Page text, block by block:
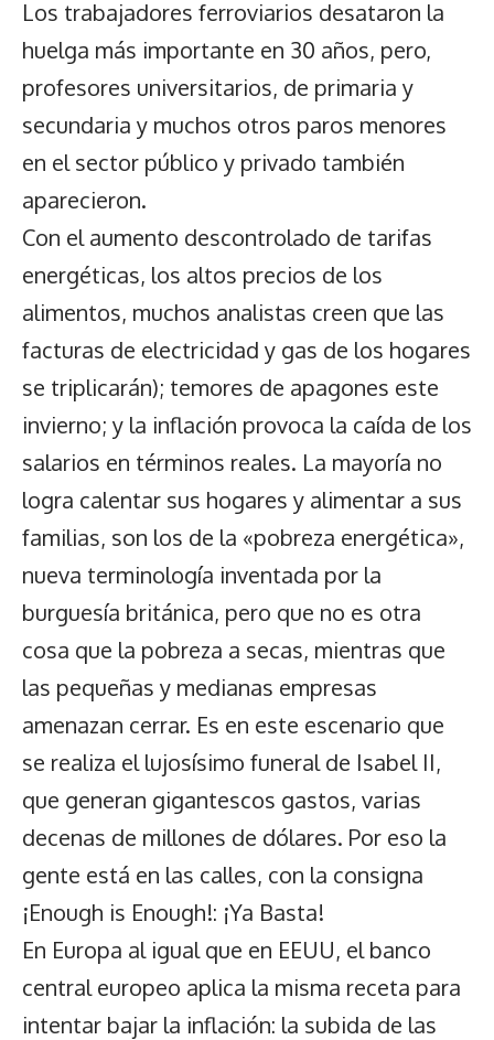
Los trabajadores ferroviarios desataron la
huelga más importante en 30 años, pero,
profesores universitarios, de primaria y
secundaria y muchos otros paros menores
en el sector público y privado también
aparecieron.
Con el aumento descontrolado de tarifas
energéticas, los altos precios de los
alimentos, muchos analistas creen que las
facturas de electricidad y gas de los hogares
se triplicarán); temores de apagones este
invierno; y la inflación provoca la caída de los
salarios en términos reales. La mayoría no
logra calentar sus hogares y alimentar a sus
familias, son los de la «pobreza energética»,
nueva terminología inventada por la
burguesía británica, pero que no es otra
cosa que la pobreza a secas, mientras que
las pequeñas y medianas empresas
amenazan cerrar. Es en este escenario que
se realiza el lujosísimo funeral de Isabel II,
que generan gigantescos gastos, varias
decenas de millones de dólares. Por eso la
gente está en las calles, con la consigna
¡Enough is Enough!: ¡Ya Basta!
En Europa al igual que en EEUU, el banco
central europeo aplica la misma receta para
intentar bajar la inflación: la subida de las